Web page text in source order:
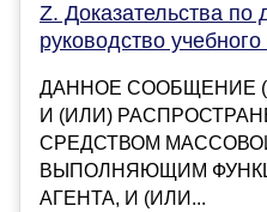
Z. Доказательства по
руководство
ДАННОЕ СООБЩЕНИЕ
И (ИЛИ)
СРЕДСТВОМ
ВЫПОЛНЯЮЩИМ
АГЕНТА, И (ИЛИ...